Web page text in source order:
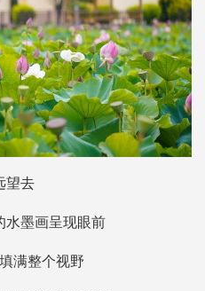
望去
水墨画呈现眼前
满整个视野